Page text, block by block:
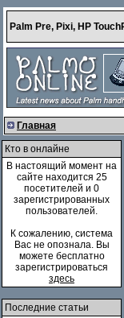
Palm Pre, Pixi, HP
Главная
Кто в онлайне
В настоящий момент на
сайте находится 25
посетителей и 0
зарегистрированных
пользователей.
К сожалению, система
Вас не опознала. Вы
можете бесплатно
зарегистрироваться
здесь
Последние статьи